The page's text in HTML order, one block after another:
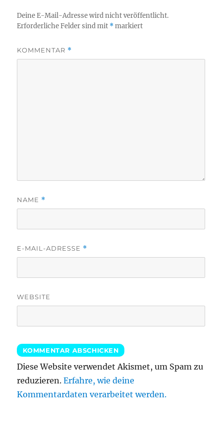
Deine E-Mail-Adresse wird nicht veröffentlicht.
Erforderliche Felder sind mit *markiert
KOMMENTAR *
NAME *
E-MAIL-ADRESSE *
WEBSITE
Diese Website verwendet Akismet, um Spam zu
reduzieren.Erfahre, wie deine
Kommentardaten verarbeitet werden.